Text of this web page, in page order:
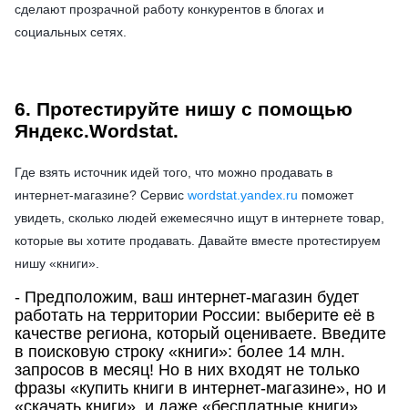
сделают прозрачной работу конкурентов в блогах и
социальных сетях.
6. Протестируйте нишу с помощью
Яндекс.Wordstat.
Где взять источник идей того, что можно продавать в
интернет-магазине? Сервис wordstat.yandex.ru поможет
увидеть, сколько людей ежемесячно ищут в интернете товар,
которые вы хотите продавать. Давайте вместе протестируем
нишу «книги».
- Предположим, ваш интернет-магазин будет
работать на территории России: выберите её в
качестве региона, который оцениваете. Введите
в поисковую строку «книги»: более 14 млн.
запросов в месяц! Но в них входят не только
фразы «купить книги в интернет-магазине», но и